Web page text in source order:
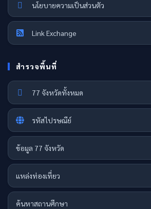
นโยบายความเป็นส่วนตัว
Link Exchange
สำรวจพื้นที่
77 จังหวัดทั้งหมด
รหัสไปรษณีย์
ข้อมูล 77 จังหวัด
แหล่งท่องเที่ยว
ค้นหาสถานศึกษา